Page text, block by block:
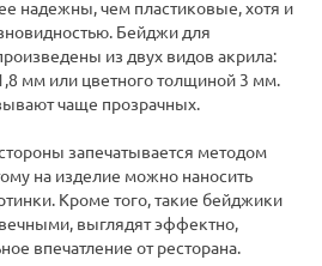
надежны, чем пластиковые, хотя и
Бейджи для
из двух видов акрила:
мм или цветного толщиной 3 мм.
чаще прозрачных.
запечатывается методом
на изделие можно наносить
Кроме того, такие бейджики
выглядят эффектно,
впечатление от ресторана.